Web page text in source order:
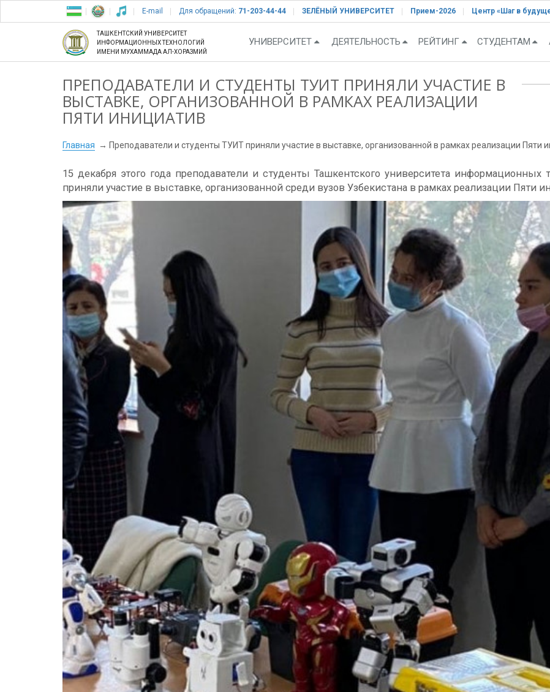
E-mail Для обращений: 71-203-44-44 ЗЕЛЁНЫЙ УНИВЕРСИТЕТ Прием-2026 Центр «Шаг в
ТАШКЕНТСКИЙ УНИВЕРСИТЕТ
ИНФОРМАЦИОННЫХ ТЕХНОЛОГИЙ
ИМЕНИ МУХАММАДА АЛ-ХОРАЗМИЙ
УНИВЕРСИТЕТ ДЕЯТЕЛЬНОСТЬ РЕЙТИНГ СТУДЕНТАМ
ПРЕПОДАВАТЕЛИ И СТУДЕНТЫ ТУИТ ПРИНЯЛИ УЧАСТИЕ В
ВЫСТАВКЕ, ОРГАНИЗОВАННОЙ В РАМКАХ РЕАЛИЗАЦИИ
ПЯТИ ИНИЦИАТИВ
Главная Преподаватели и студенты ТУИТ приняли участие в выставке, организованной в рамках реализации Пяти
15 декабря этого года преподаватели и студенты Ташкентского университета
приняли участие в выставке, организованной среди вузов Узбекистана в рамках реализации Пяти